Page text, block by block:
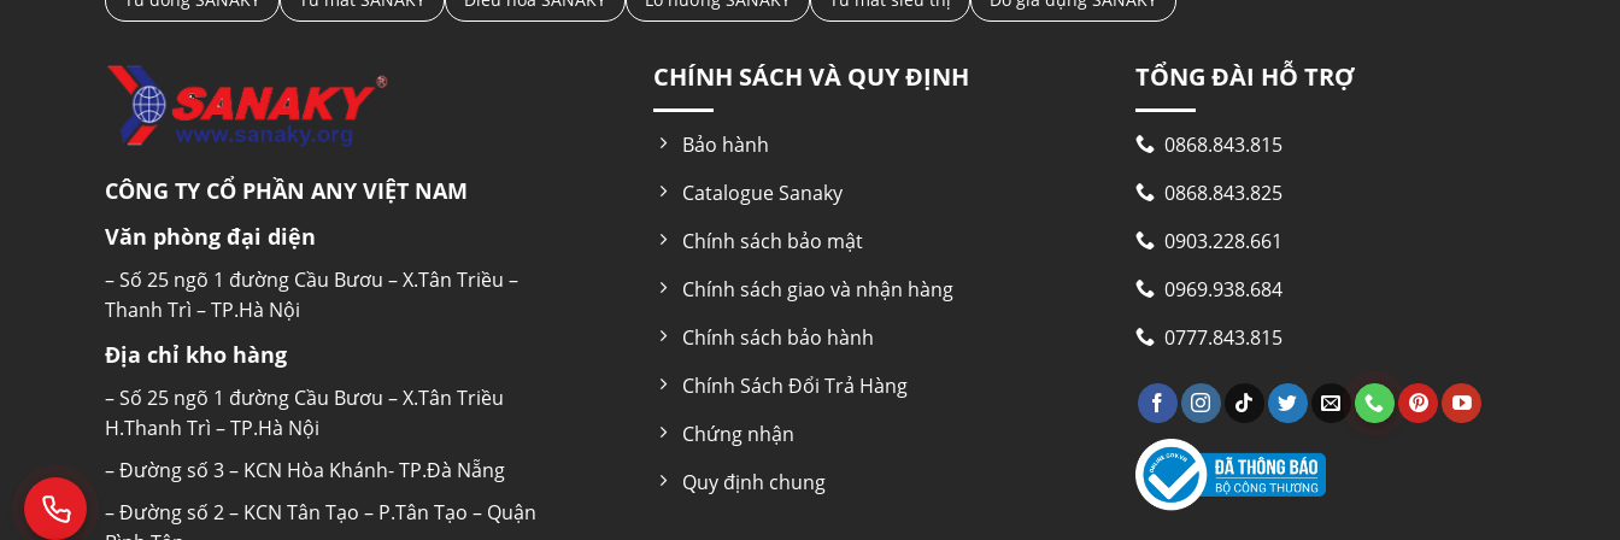
CÔNG TY CỔ PHẦN ANY VIỆT NAM
Văn phòng đại diện
– Số 25 ngõ 1 đường Cầu Bươu – X.Tân Triều –
Thanh Trì – TP.Hà Nội
Địa chỉ kho hàng
– Số 25 ngõ 1 đường Cầu Bươu – X.Tân Triều
H.Thanh Trì – TP.Hà Nội
– Đường số 3 – KCN Hòa Khánh- TP.Đà Nẵng
– Đường số 2 – KCN Tân Tạo – P.Tân Tạo – Quận
CHÍNH SÁCH VÀ QUY ĐỊNH
Bảo hành
Catalogue Sanaky
Chính sách bảo mật
Chính sách giao và nhận hàng
Chính sách bảo hành
Chính Sách Đổi Trả Hàng
Chứng nhận
Quy định chung
TỔNG ĐÀI HỖ TRỢ
0868.843.815
0868.843.825
0903.228.661
0969.938.684
0777.843.815